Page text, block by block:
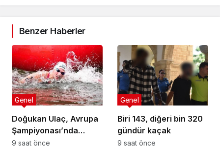
Benzer Haberler
Doğukan Ulaç, Avrupa
Şampiyonası’nda
Türkiye Milli Takımı ile
Genel
9 saat önce
Biri 143, diğeri bin 320
gündür kaçak
Genel
9 saat önce